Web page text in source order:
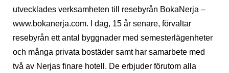
utvecklades verksamheten till resebyrån BokaNerja –
www.bokanerja.com. I dag, 15 år senare, förvaltar
resebyrån ett antal byggnader med semesterlägenheter
och många privata bostäder samt har samarbete med
två av Nerjas finare hotell. De erbjuder förutom alla